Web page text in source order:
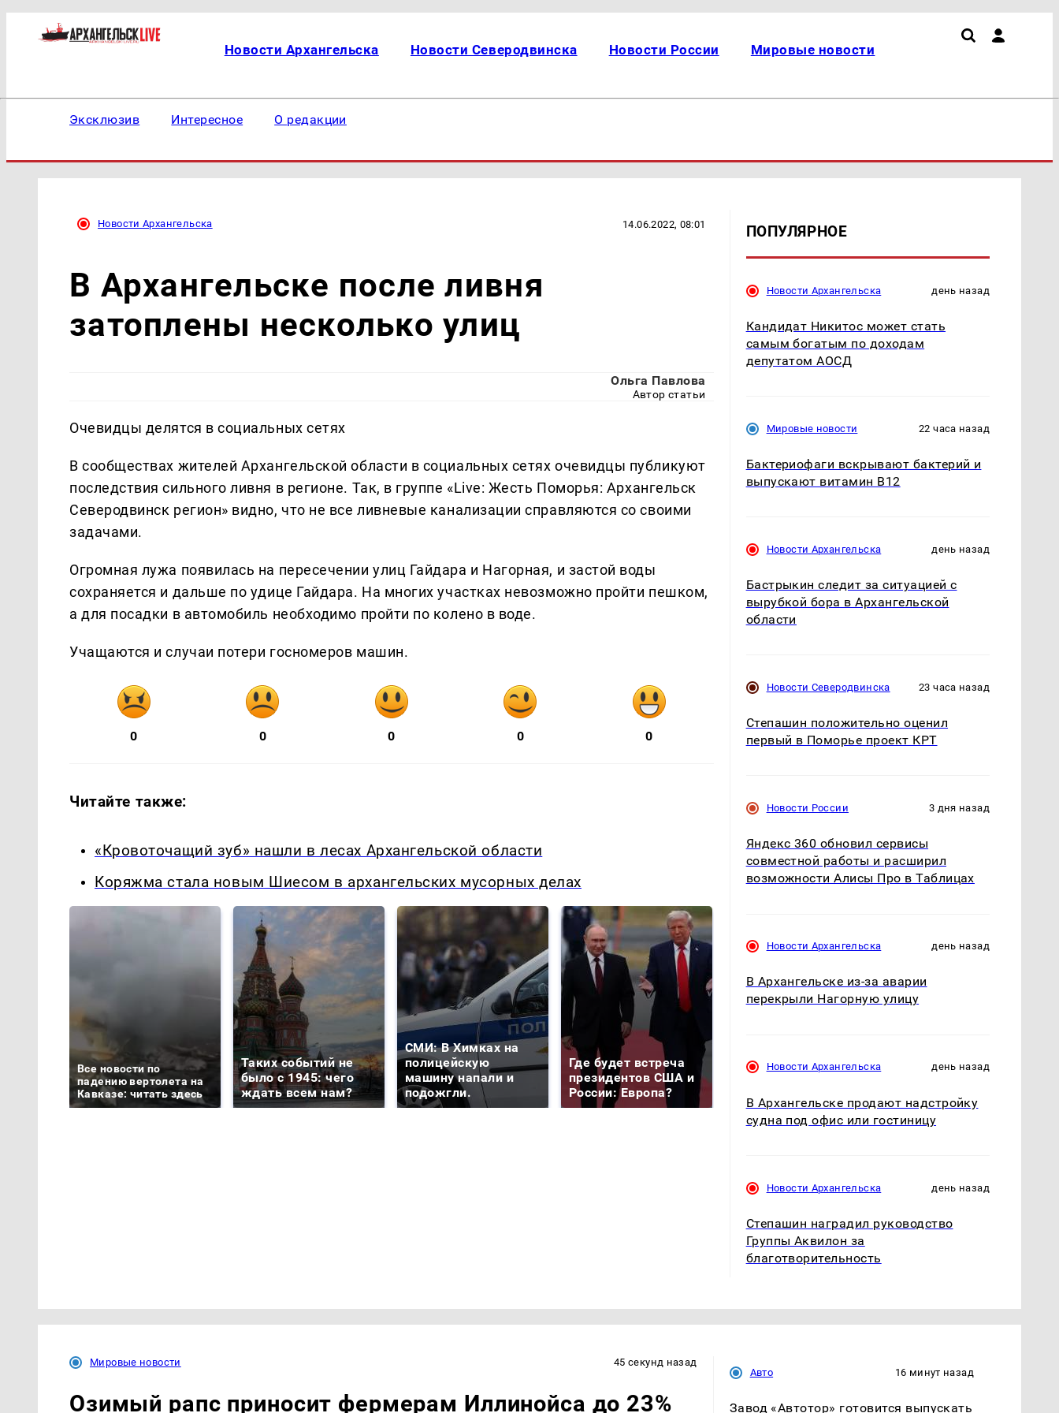
Новости Архангельска Новости Северодвинска Новости России Мировые новости
Эксклюзив Интересное О редакции
Новости Архангельска 14.06.2022, 08:01
В Архангельске после ливня
затоплены несколько улиц
Ольга Павлова
Автор статьи
Очевидцы делятся в социальных сетях
В сообществах жителей Архангельской области в социальных сетях очевидцы публикуют
последствия сильного ливня в регионе. Так, в группе «Live: Жесть Поморья: Архангельск
Северодвинск регион» видно, что не все ливневые канализации справляются со своими
задачами.
Огромная лужа появилась на пересечении улиц Гайдара и Нагорная, и застой воды
сохраняется и дальше по удице Гайдара. На многих участках невозможно пройти пешком,
а для посадки в автомобиль необходимо пройти по колено в воде.
Учащаются и случаи потери госномеров машин.
0 0 0 0 0
Читайте также:
«Кровоточащий зуб» нашли в лесах Архангельской области
Коряжма стала новым Шиесом в архангельских мусорных делах
Все новости по
падению вертолета на
Кавказе: читать здесь
Таких событий не
было с 1945: чего
ждать всем нам?
СМИ: В Химках на
полицейскую
машину напали и
подожгли.
Где будет встреча
президентов США и
России: Европа?
Такую зиму в России
никто не ждал: как
Как выглядит место
ПОПУЛЯРНОЕ
Новости Архангельска день назад
Кандидат Никитос может стать
самым богатым по доходам
депутатом АОСД
Мировые новости 22 часа назад
Бактериофаги вскрывают бактерий и
выпускают витамин B12
Новости Архангельска день назад
Бастрыкин следит за ситуацией с
вырубкой бора в Архангельской
области
Новости Северодвинска 23 часа назад
Степашин положительно оценил
первый в Поморье проект КРТ
Новости России 3 дня назад
Яндекс 360 обновил сервисы
совместной работы и расширил
возможности Алисы Про в Таблицах
Новости Архангельска день назад
В Архангельске из-за аварии
перекрыли Нагорную улицу
Новости Архангельска день назад
В Архангельске продают надстройку
судна под офис или гостиницу
Новости Архангельска день назад
Степашин наградил руководство
Группы Аквилон за
благотворительность
Мировые новости 45 секунд назад
Озимый рапс приносит фермерам Иллинойса до 23%
Авто 16 минут назад
Завод «Автотор» готовится выпускать